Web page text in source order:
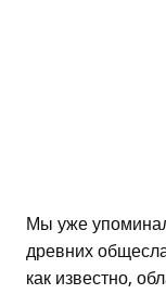
Мы уже
древних
как известно,